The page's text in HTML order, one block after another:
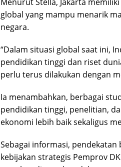
global yang mampu menarik
negara.
“Dalam situasi global saat ini,
pendidikan tinggi dan riset
perlu terus dilakukan dengan
Ia menambahkan, berbagai
pendidikan tinggi, penelitian,
ekonomi lebih baik sekaligus
Sebagai informasi,
kebijakan strategis Pemprov